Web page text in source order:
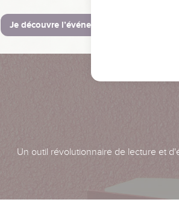
Je découvre l’événement
Un outil révolutionnaire de lecture et